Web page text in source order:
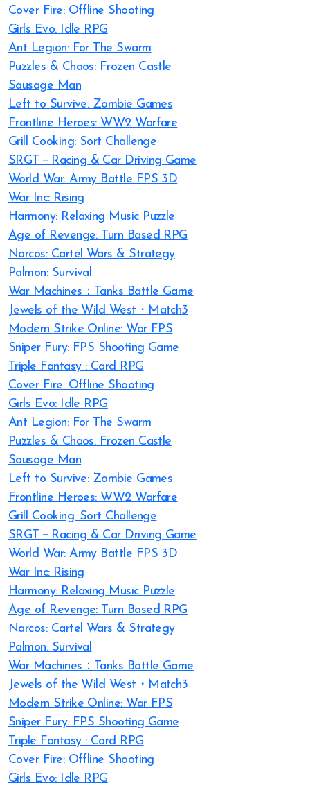
Cover Fire: Offline Shooting
Girls Evo: Idle RPG
Ant Legion: For The Swarm
Puzzles & Chaos: Frozen Castle
Sausage Man
Left to Survive: Zombie Games
Frontline Heroes: WW2 Warfare
Grill Cooking: Sort Challenge
SRGT－Racing & Car Driving Game
World War: Army Battle FPS 3D
War Inc: Rising
Harmony: Relaxing Music Puzzle
Age of Revenge: Turn Based RPG
Narcos: Cartel Wars & Strategy
Palmon: Survival
War Machines：Tanks Battle Game
Jewels of the Wild West・Match3
Modern Strike Online: War FPS
Sniper Fury: FPS Shooting Game
Triple Fantasy : Card RPG
Cover Fire: Offline Shooting
Girls Evo: Idle RPG
Ant Legion: For The Swarm
Puzzles & Chaos: Frozen Castle
Sausage Man
Left to Survive: Zombie Games
Frontline Heroes: WW2 Warfare
Grill Cooking: Sort Challenge
SRGT－Racing & Car Driving Game
World War: Army Battle FPS 3D
War Inc: Rising
Harmony: Relaxing Music Puzzle
Age of Revenge: Turn Based RPG
Narcos: Cartel Wars & Strategy
Palmon: Survival
War Machines：Tanks Battle Game
Jewels of the Wild West・Match3
Modern Strike Online: War FPS
Sniper Fury: FPS Shooting Game
Triple Fantasy : Card RPG
Cover Fire: Offline Shooting
Girls Evo: Idle RPG